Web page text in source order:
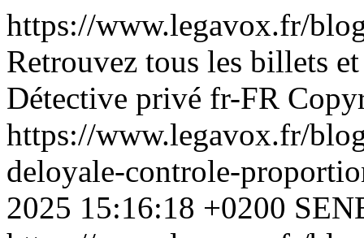
https://www.legavox.fr/
Retrouvez tous les billets
Détective privé fr-FR
https://www.legavox.fr/
deloyale-controle-
2025 15:16:18 +0200